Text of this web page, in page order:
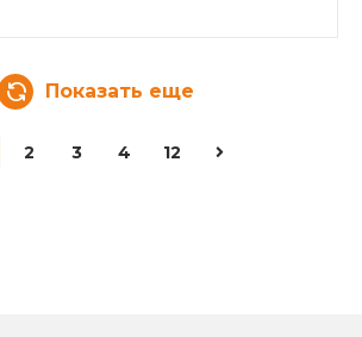
Показать еще
2 3 4 12